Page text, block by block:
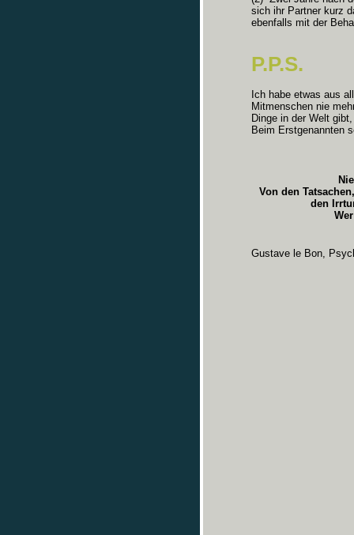
sich ihr Partner kurz
ebenfalls mit der
P.P.S.
Ich habe etwas aus
Mitmenschen nie
Dinge in der Welt
Beim Erstgenannten
Von den
den
Gustave le Bon,